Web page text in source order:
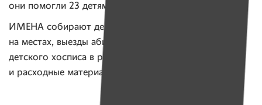
они помогли 23 детям.
ИМЕНА собирают деньги на зарплату специалистов
на местах, выезды абилитологов Белорусского
детского хосписа в регионы, оборудование
и расходные материалы.